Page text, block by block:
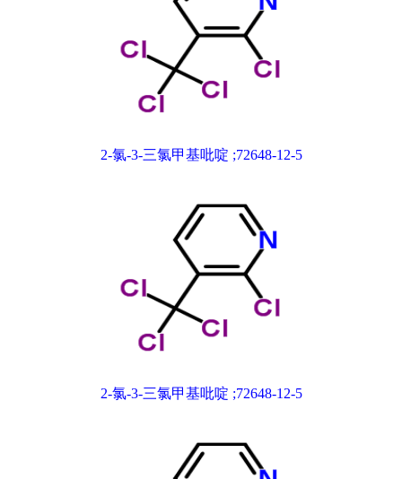
2-氯-3-三氯甲基吡啶 ;72648-12-5
2-氯-3-三氯甲基吡啶 ;72648-12-5